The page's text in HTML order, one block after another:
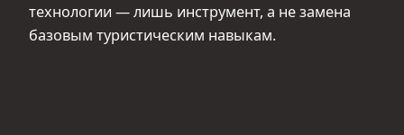
технологии — лишь инструмент, а не замена
базовым туристическим навыкам.